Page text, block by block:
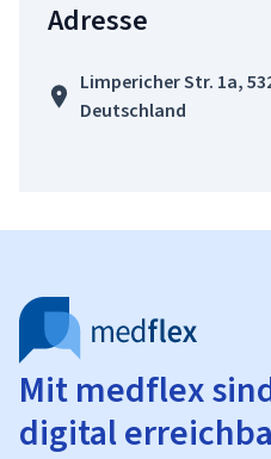
Adresse
Limpericher Str. 1a,
Deutschland
Mit medflex
digital